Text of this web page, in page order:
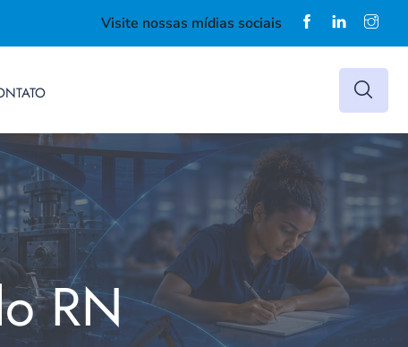
Visite nossas mídias sociais
RN